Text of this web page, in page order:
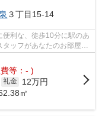
３丁目15-14
利な、徒歩10分に駅のあ
ッフがあなたのお部屋探
等：- )
礼金
12万円
㎡